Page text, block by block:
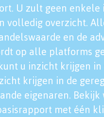
U zult geen
volledig overzicht.
en de
op alle platforms
u inzicht krijgen
krijgen in de
eigenaren.
met één